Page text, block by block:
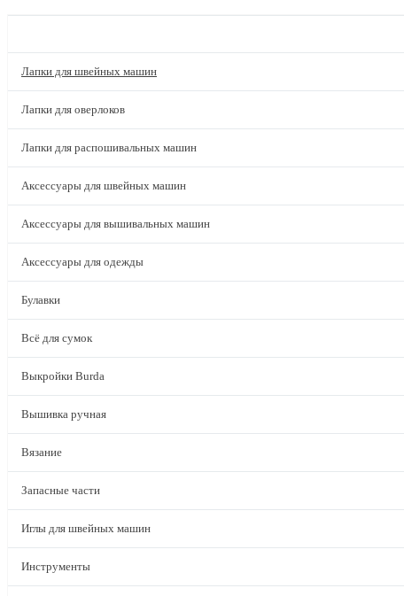
Лапки для швейных машин
Лапки для оверлоков
Лапки для распошивальных машин
Аксессуары для швейных машин
Аксессуары для вышивальных машин
Аксессуары для одежды
Булавки
Всё для сумок
Выкройки Burda
Вышивка ручная
Вязание
Запасные части
Иглы для швейных машин
Инструменты